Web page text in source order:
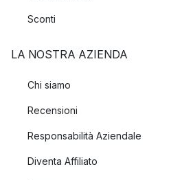
Sconti
LA NOSTRA AZIENDA
Chi siamo
Recensioni
Responsabilità Aziendale
Diventa Affiliato